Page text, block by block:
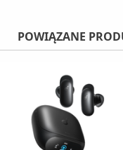
POWIĄZANE